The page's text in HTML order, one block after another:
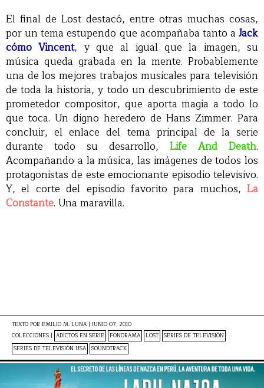
El final de Lost destacó, entre otras muchas cosas,
por un tema estupendo que acompañaba tanto a Jack
cómo Vincent, y que al igual que la imagen, su
música queda grabada en la mente. Probablemente
una de los mejores trabajos musicales para televisión
de toda la historia, y todo un descubrimiento de este
prometedor compositor, que aporta magia a todo lo
que toca. Un digno heredero de Hans Zimmer. Para
concluir, el enlace del tema principal de la serie
durante todo su desarrollo, Life And Death.
Acompañando a la música, las imágenes de todos los
protagonistas de este emocionante episodio televisivo.
Y, el corte del episodio favorito para muchos, La
Constante. Una maravilla.
TEXTO POR EMILIO M. LUNA | JUNIO 07, 2010
COLECCIONES | ADICTOS EN SERIE FONORAMA LOST SERIES DE TELEVISIÓN
SERIES DE TELEVISIÓN USA SOUNDTRACK